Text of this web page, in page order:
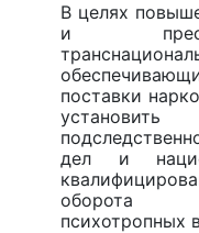
В целях
и
поставки
дел и
оборота
психотропных